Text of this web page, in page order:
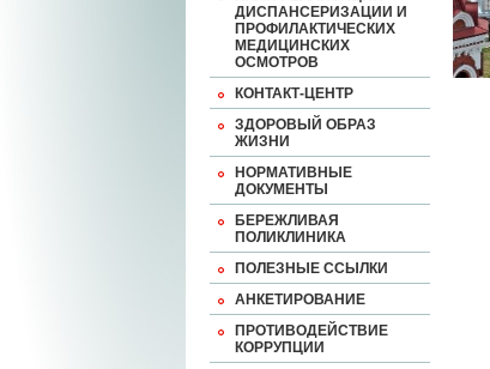
ДИСПАНСЕРИЗАЦИИ И
ПРОФИЛАКТИЧЕСКИХ
МЕДИЦИНСКИХ
ОСМОТРОВ
КОНТАКТ-ЦЕНТР
ЗДОРОВЫЙ ОБРАЗ
ЖИЗНИ
НОРМАТИВНЫЕ
ДОКУМЕНТЫ
БЕРЕЖЛИВАЯ
ПОЛИКЛИНИКА
ПОЛЕЗНЫЕ ССЫЛКИ
АНКЕТИРОВАНИЕ
ПРОТИВОДЕЙСТВИЕ
КОРРУПЦИИ